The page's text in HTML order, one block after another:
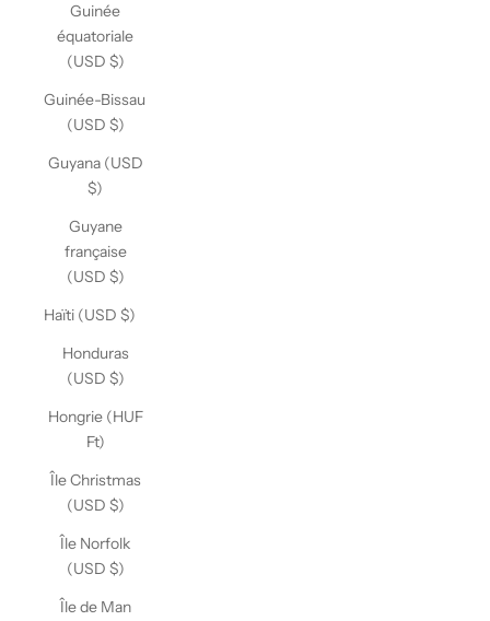
Guinée
équatoriale
(USD $)
Guinée-Bissau
(USD $)
Guyana (USD
$)
Guyane
française
(USD $)
Haïti (USD $)
Honduras
(USD $)
Hongrie (HUF
Ft)
Île Christmas
(USD $)
Île Norfolk
(USD $)
Île de Man